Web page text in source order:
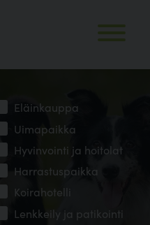
Eläinkauppa
Uimapaikka
Hyvinvointi ja hoitolat
Harrastuspaikka
Koirahotelli
Lenkkeily ja patikointi